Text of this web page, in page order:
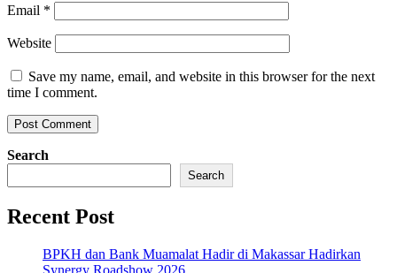
Email *
Website
Save my name, email, and website in this browser for the next
time I comment.
Search
Search
Recent Post
BPKH dan Bank Muamalat Hadir di Makassar Hadirkan
Synergy Roadshow 2026